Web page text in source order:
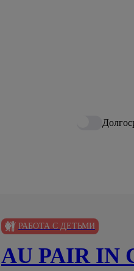
РАБОТА С ДЕТЬМИ
AU PAIR IN